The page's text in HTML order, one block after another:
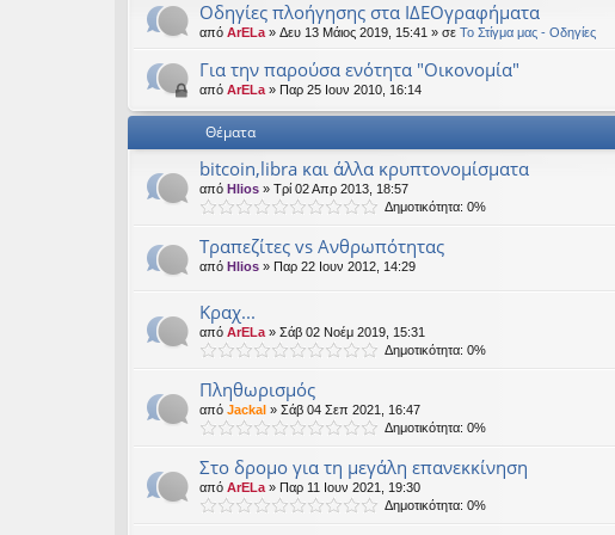
Οδηγίες πλοήγησης στα ΙΔΕΟγραφήματα
από ArELa» Δευ 13 Μάιος 2019, 15:41 » σε Το Στίγμα μας - Οδηγίες
Για την παρούσα ενότητα "Οικονομία"
από ArELa» Παρ 25 Ιουν 2010, 16:14
Θέματα
bitcoin,libra και άλλα κρυπτονομίσματα
από Hlios » Τρί 02 Απρ 2013, 18:57
Δημοτικότητα: 0%
Τραπεζίτες vs Ανθρωπότητας
από Hlios » Παρ 22 Ιουν 2012, 14:29
Κραχ...
από ArELa » Σάβ 02 Νοέμ 2019, 15:31
Δημοτικότητα: 0%
Πληθωρισμός
από Jackal » Σάβ 04 Σεπ 2021, 16:47
Δημοτικότητα: 0%
Στο δρομο για τη μεγάλη επανεκκίνηση
από ArELa » Παρ 11 Ιουν 2021, 19:30
Δημοτικότητα: 0%